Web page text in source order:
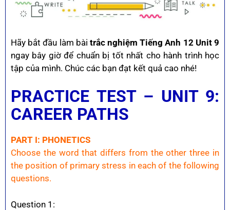
Hãy bắt đầu làm bài trắc nghiệm Tiếng Anh 12 Unit 9
ngay bây giờ để chuẩn bị tốt nhất cho hành trình học
tập của mình. Chúc các bạn đạt kết quả cao nhé!
PRACTICE TEST – UNIT 9:
CAREER PATHS
PART I: PHONETICS
Choose the word that differs from the other three in
the position of primary stress in each of the following
questions.
Question 1: